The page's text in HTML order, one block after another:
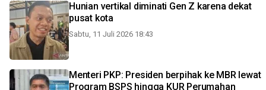
Hunian vertikal diminati Gen Z karena dekat
pusat kota
Sabtu, 11 Juli 2026 18:43
Menteri PKP: Presiden berpihak ke MBR lewat
Program BSPS hingga KUR Perumahan